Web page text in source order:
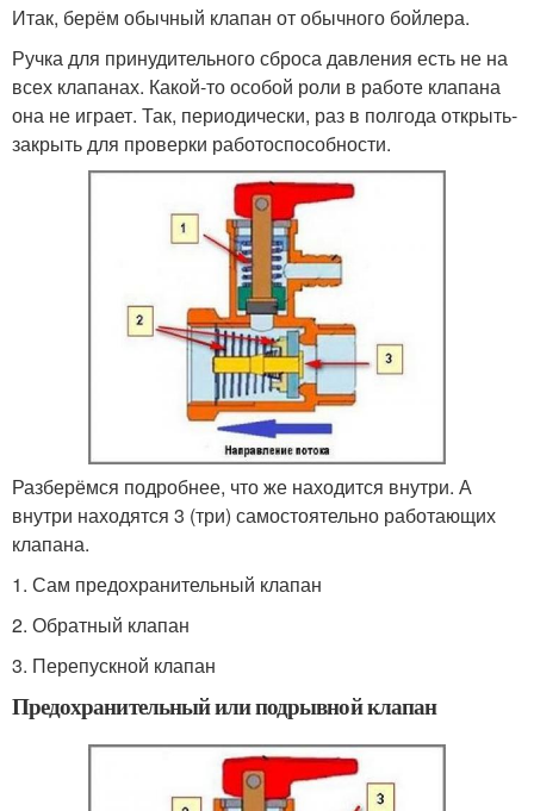
Итак, берём обычный клапан от обычного бойлера.
Ручка для принудительного сброса давления есть не на
всех клапанах. Какой-то особой роли в работе клапана
она не играет. Так, периодически, раз в полгода открыть-
закрыть для проверки работоспособности.
Разберёмся подробнее, что же находится внутри. А
внутри находятся 3 (три) самостоятельно работающих
клапана.
1. Сам предохранительный клапан
2. Обратный клапан
3. Перепускной клапан
Предохранительный или подрывной клапан